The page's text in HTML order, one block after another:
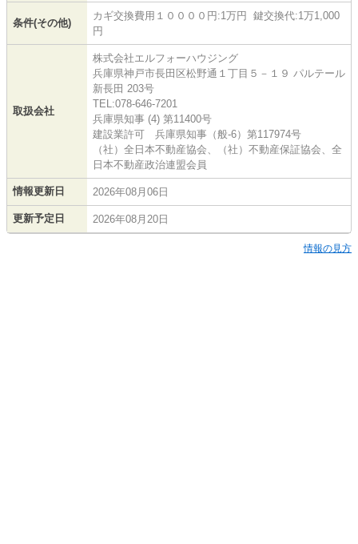
条件(その他)
カギ交換費用１００００円:1万円 鍵交換代:1万1,000
円
取扱会社
株式会社エルフォーハウジング
兵庫県神戸市長田区松野通１丁目５－１９ パルテール
新長田 203号
TEL:078-646-7201
兵庫県知事 (4) 第11400号
建設業許可 兵庫県知事（般-6）第117974号
（社）全日本不動産協会、（社）不動産保証協会、全
日本不動産政治連盟会員
情報更新日 2026年08月06日
更新予定日 2026年08月20日
情報の見方